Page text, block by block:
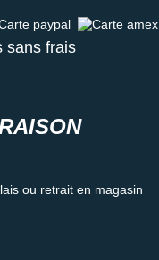
paypal Carte amex
sans frais
ou retrait en magasin